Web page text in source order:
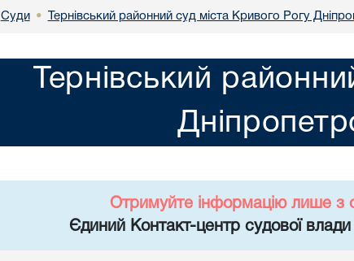
Суди • Тернівський районний суд міста Кривого Рогу
Тернівський
Отримуйте інформацію лише з
Єдиний Контакт-центр судової